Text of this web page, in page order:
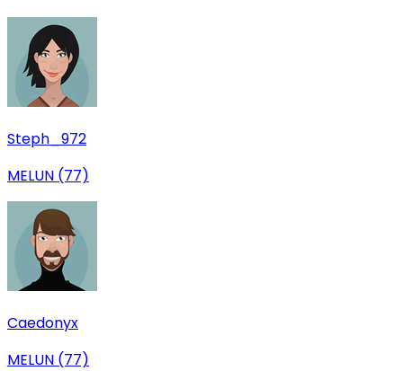
Steph_972
MELUN (77)
Caedonyx
MELUN (77)